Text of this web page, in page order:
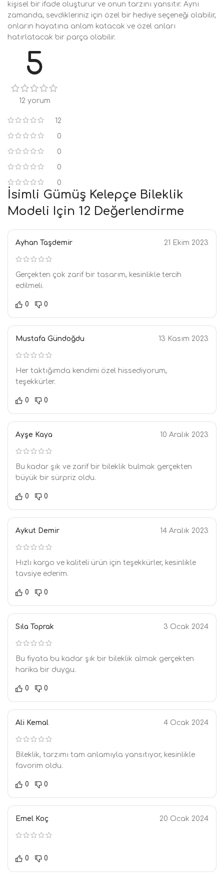
kişisel bir ifade oluşturur ve onun tarzını yansıtır. Aynı
zamanda, sevdikleriniz için özel bir hediye seçeneği olabilir,
onların hayatına anlam katacak ve özel anları
hatırlatacak bir parça olabilir.
5
12 yorum
12
0
0
0
0
İsimli Gümüş Kelepçe Bileklik
Modeli Için 12 Değerlendirme
Ayhan Taşdemir 21 Ekim 2023
Gerçekten çok zarif bir tasarım, kesinlikle tercih
edilmeli.
0 0
Mustafa Gündoğdu 13 Kasım 2023
Her taktığımda kendimi özel hissediyorum,
teşekkürler.
0 0
Ayşe Kaya 10 Aralık 2023
Bu kadar şık ve zarif bir bileklik bulmak gerçekten
büyük bir sürpriz oldu.
0 0
Aykut Demir 14 Aralık 2023
Hızlı kargo ve kaliteli ürün için teşekkürler, kesinlikle
tavsiye ederim.
0 0
Sıla Toprak 3 Ocak 2024
Bu fiyata bu kadar şık bir bileklik almak gerçekten
harika bir duygu.
0 0
Ali Kemal 4 Ocak 2024
Bileklik, tarzımı tam anlamıyla yansıtıyor, kesinlikle
favorim oldu.
0 0
Emel Koç 20 Ocak 2024
0 0